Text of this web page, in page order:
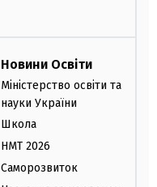
Новини Освіти
Міністерство освіти та
науки України
Школа
НМТ 2026
Саморозвиток